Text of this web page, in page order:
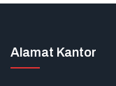
Alamat Kantor